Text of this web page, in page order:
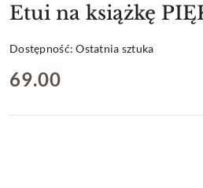
Etui na książkę
Dostępność:Ostatnia sztuka
cena:
69.00